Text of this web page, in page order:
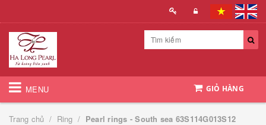
MENU GIỎ HÀNG
Trang chủ / Ring / Pearl rings - South sea 63S114G013S12